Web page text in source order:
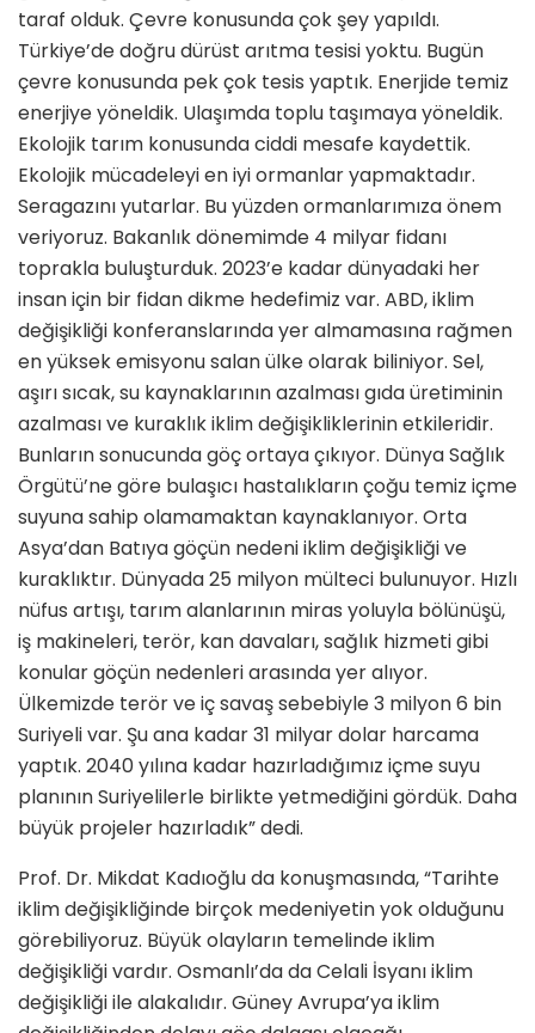
taraf olduk. Çevre konusunda çok şey yapıldı.
Türkiye’de doğru dürüst arıtma tesisi yoktu. Bugün
çevre konusunda pek çok tesis yaptık. Enerjide temiz
enerjiye yöneldik. Ulaşımda toplu taşımaya yöneldik.
Ekolojik tarım konusunda ciddi mesafe kaydettik.
Ekolojik mücadeleyi en iyi ormanlar yapmaktadır.
Seragazını yutarlar. Bu yüzden ormanlarımıza önem
veriyoruz. Bakanlık dönemimde 4 milyar fidanı
toprakla buluşturduk. 2023’e kadar dünyadaki her
insan için bir fidan dikme hedefimiz var. ABD, iklim
değişikliği konferanslarında yer almamasına rağmen
en yüksek emisyonu salan ülke olarak biliniyor. Sel,
aşırı sıcak, su kaynaklarının azalması gıda üretiminin
azalması ve kuraklık iklim değişikliklerinin etkileridir.
Bunların sonucunda göç ortaya çıkıyor. Dünya Sağlık
Örgütü’ne göre bulaşıcı hastalıkların çoğu temiz içme
suyuna sahip olamamaktan kaynaklanıyor. Orta
Asya’dan Batıya göçün nedeni iklim değişikliği ve
kuraklıktır. Dünyada 25 milyon mülteci bulunuyor. Hızlı
nüfus artışı, tarım alanlarının miras yoluyla bölünüşü,
iş makineleri, terör, kan davaları, sağlık hizmeti gibi
konular göçün nedenleri arasında yer alıyor.
Ülkemizde terör ve iç savaş sebebiyle 3 milyon 6 bin
Suriyeli var. Şu ana kadar 31 milyar dolar harcama
yaptık. 2040 yılına kadar hazırladığımız içme suyu
planının Suriyelilerle birlikte yetmediğini gördük. Daha
büyük projeler hazırladık” dedi.
Prof. Dr. Mikdat Kadıoğlu da konuşmasında, “Tarihte
iklim değişikliğinde birçok medeniyetin yok olduğunu
görebiliyoruz. Büyük olayların temelinde iklim
değişikliği vardır. Osmanlı’da da Celali İsyanı iklim
değişikliği ile alakalıdır. Güney Avrupa’ya iklim